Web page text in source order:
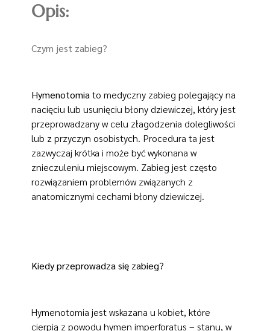
Opis:
Czym jest zabieg?
Hymenotomiato medyczny zabieg polegający na
nacięciu lub usunięciu błony dziewiczej, który jest
przeprowadzany w celu złagodzenia dolegliwości
lub z przyczyn osobistych. Procedura ta jest
zazwyczaj krótka i może być wykonana w
znieczuleniu miejscowym. Zabieg jest często
rozwiązaniem problemów związanych z
anatomicznymi cechami błony dziewiczej.
Kiedy przeprowadza się zabieg?
Hymenotomia jest wskazana u kobiet, które
cierpią z powodu hymen imperforatus – stanu, w